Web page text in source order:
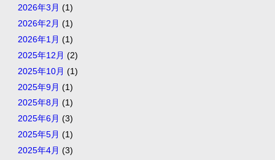
2026年3月 (1)
2026年2月 (1)
2026年1月 (1)
2025年12月 (2)
2025年10月 (1)
2025年9月 (1)
2025年8月 (1)
2025年6月 (3)
2025年5月 (1)
2025年4月 (3)